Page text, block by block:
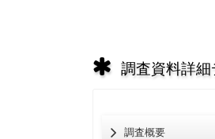
調査資料詳細
調査概要